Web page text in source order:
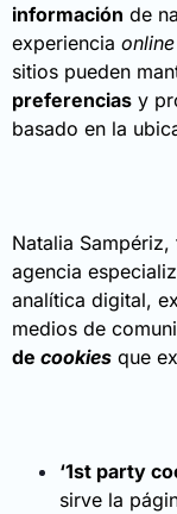
información de
experiencia online
sitios pueden
preferencias y
basado en la
Natalia
agencia
analítica digital,
medios de
de cookies que
‘1st party
sirve la